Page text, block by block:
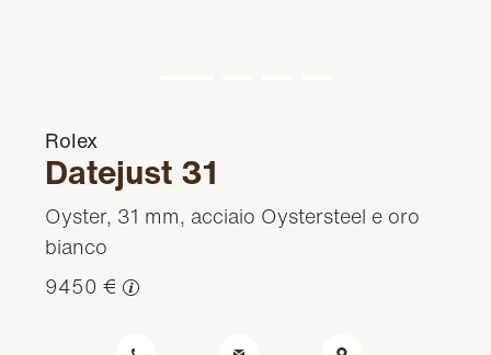
Rolex
Datejust 31
Oyster, 31 mm, acciaio Oystersteel e oro
bianco
9450 €